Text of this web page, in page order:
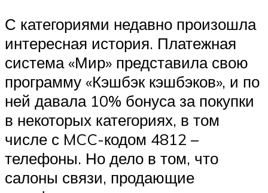
С категориями недавно произошла
интересная история. Платежная
система «Мир» представила свою
программу «Кэшбэк кэшбэков», и по
ней давала 10% бонуса за покупки
в некоторых категориях, в том
числе с MCC-кодом 4812 –
телефоны. Но дело в том, что
салоны связи, продающие